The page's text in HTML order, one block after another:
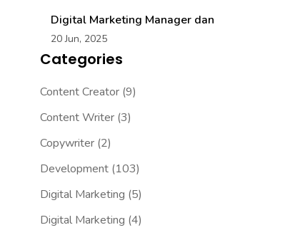
Digital Marketing Manager dan
20 Jun, 2025
Categories
Content Creator(9)
Content Writer(3)
Copywriter(2)
Development(103)
Digital Marketing (5)
Digital Marketing (4)